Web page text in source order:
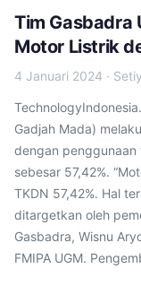
Tim Gasbadra
Motor Listrik
4 Januari 2024 ·
Gadjah Mada)
dengan penggunaan
sebesar 57,42%.
TKDN 57,42%. Hal
ditargetkan oleh
Gasbadra, Wisnu
FMIPA UGM.